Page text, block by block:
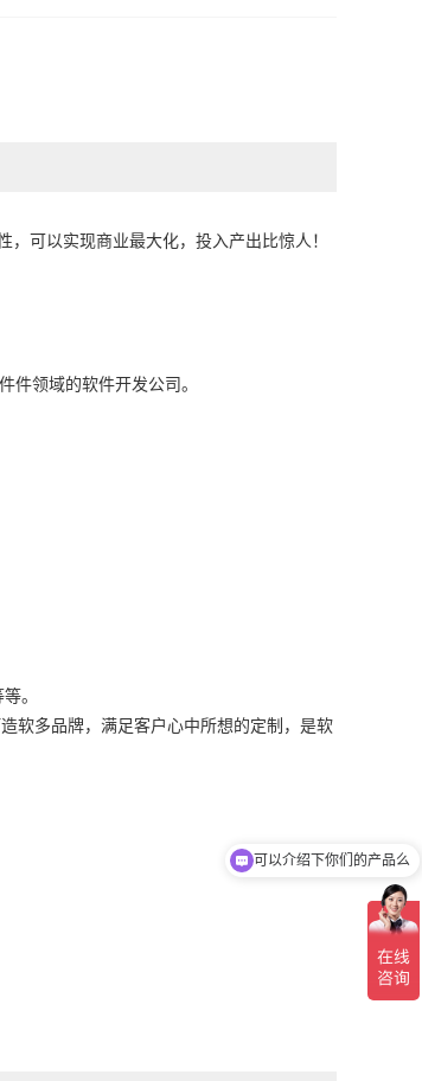
，可以实现商业最大化，投入产出比惊人！
件领域的软件开发公司。
。
软多品牌，满足客户心中所想的定制，是软
可以介绍下你们的产品么